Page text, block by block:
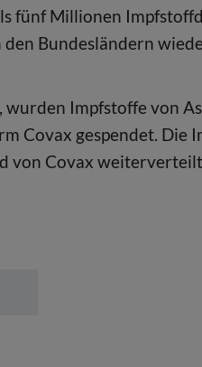
fünf Millionen
Bundesländern
Impfstoffe von
Covax gespendet. Die
von Covax